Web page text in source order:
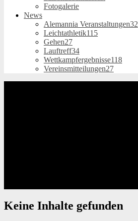
Fotogalerie
News
Alemannia Veranstaltungen32
Leichtathletik115
Gehen27
Lauftreff34
Wettkampfergebnisse118
Vereinsmitteilungen27
Keine Inhalte gefunden